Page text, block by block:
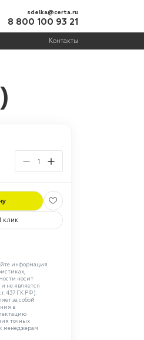
sdelka@certa.ru
8 800 100 93 21
Контакты
клик
информация
носит
не является
437 ГК РФ).
за собой
в
точных
менеджерам